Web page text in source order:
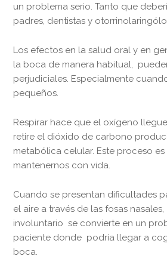
un problema serio. Tanto que
padres, dentistas y
Los efectos en la salud oral y en
la boca de manera habitual,
perjudiciales. Especialmente
pequeños.
Respirar hace que el oxígeno
retire el dióxido de carbono
metabólica celular. Este proceso
mantenernos con vida.
Cuando se presentan dificultades
el aire a través de las fosas
involuntario se convierte en un
paciente donde podría llegar a
boca.